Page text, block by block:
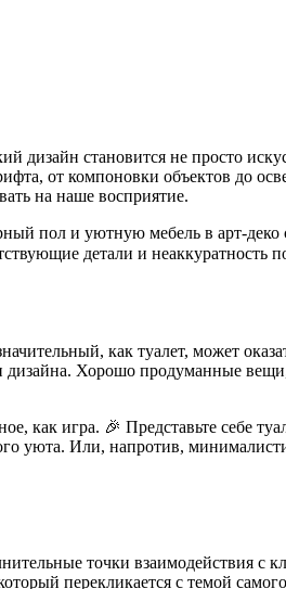
дизайн становится не просто
от компоновки объектов до
на наше восприятие.
пол и уютную мебель в арт-
детали и неаккуратность
как туалет, может
дизайна. Хорошо продуманные
игра. 🎉 Представьте себе
уюта. Или, напротив,
точки взаимодействия с
перекликается с темой